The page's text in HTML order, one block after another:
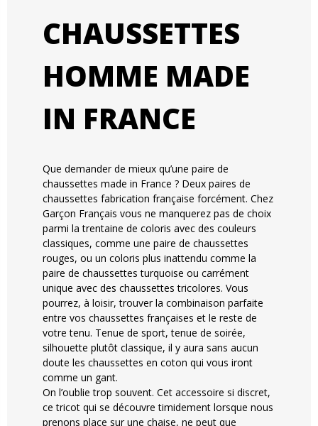
CHAUSSETTES
HOMME MADE
IN FRANCE
Que demander de mieux qu’une paire de
chaussettes made in France ? Deux paires de
chaussettes fabrication française forcément. Chez
Garçon Français vous ne manquerez pas de choix
parmi la trentaine de coloris avec des couleurs
classiques, comme une paire de chaussettes
rouges, ou un coloris plus inattendu comme la
paire de chaussettes turquoise ou carrément
unique avec des chaussettes tricolores. Vous
pourrez, à loisir, trouver la combinaison parfaite
entre vos chaussettes françaises et le reste de
votre tenu. Tenue de sport, tenue de soirée,
silhouette plutôt classique, il y aura sans aucun
doute les chaussettes en coton qui vous iront
comme un gant.
On l’oublie trop souvent. Cet accessoire si discret,
ce tricot qui se découvre timidement lorsque nous
prenons place sur une chaise, ne peut que